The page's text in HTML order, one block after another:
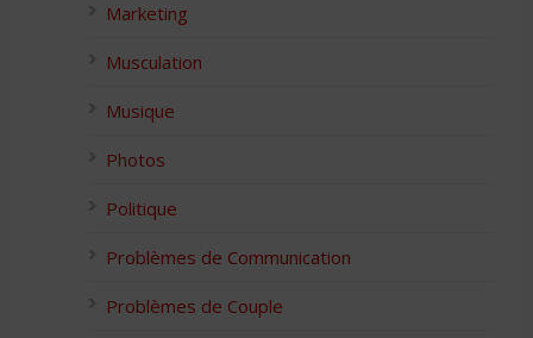
Marketing
Musculation
Musique
Photos
Politique
Problèmes de Communication
Problèmes de Couple